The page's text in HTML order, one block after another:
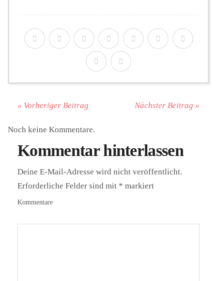
« Vorheriger Beitrag Nächster Beitrag »
Noch keine Kommentare.
Kommentar hinterlassen
Deine E-Mail-Adresse wird nicht veröffentlicht.
Erforderliche Felder sind mit * markiert
Kommentare